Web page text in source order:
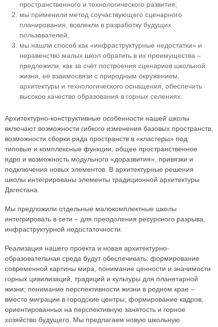
пространственного и технологического развития;
мы применили метод соучаствующего сценарного
планирования, вовлекли в разработку будущих
пользователей;
мы нашли способ как «инфраструктурные недостатки» и
неравенство малых школ обратить в их преимущества –
предложили, как за счёт построения сценариев школьной
жизни, её взаимосвязи с природным окружением,
архитектуры и технологического оснащения, обеспечить
высокое качество образования в горных селениях.
Архитектурно-конструктивные особенности нашей школы
включают возможности гибкого изменения базовых пространств,
возможности сборки ряда пространств в «кластеры» под
типовые и комплексные функции, общее пространственное
ядро и возможность модульного «доразвития», привязки и
подключения новых элементов. В архитектурные решения
школы интегрированы элементы традиционной архитектуры
Дагестана.
Мы предложили отдельные малокомплектные школы
интегрировать в сети – для преодоления ресурсного разрыва,
инфраструктурной недостаточности.
Реализация нашего проекта и новая архитектурно-
образовательная среда будут обеспечивать: формирование
современной картины мира, понимание ценности и значимости
горных цивилизаций, традиций и культуры для планетарной
жизни; понимание перспективности жизни в родном крае –
вместо миграции в городские центры; формирование кадров,
ориентированных на перспективную занятость и горное
хозяйство будущего. Мы предлагаем новую школьную